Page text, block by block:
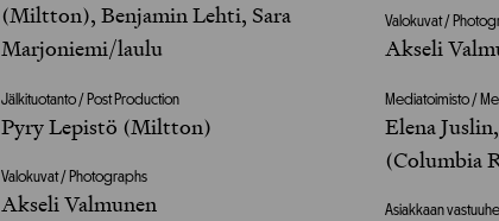
(Miltton), Benjamin Lehti, Sara
Marjoniemi/laulu
Jälkituotanto / Post Production
Pyry Lepistö (Miltton)
Valokuvat / Photographs
Akseli Valmunen
Valokuvat /
Akseli
Mediatoimisto /
Elena
(Columbia
Asiakkaan